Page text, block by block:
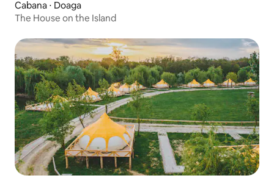
Cabana ⋅ Doaga
The House on the Island